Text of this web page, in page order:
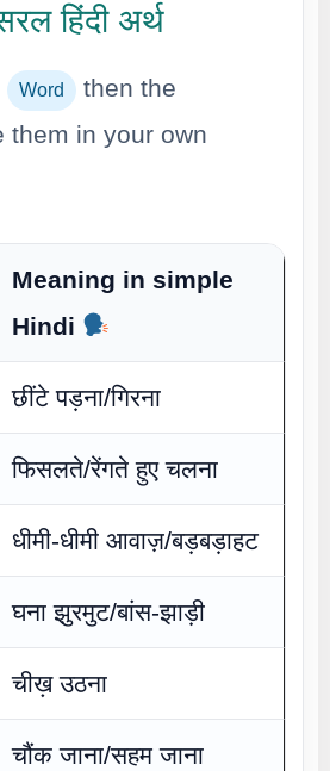
हिंदी अर्थ
Word then the
them in your own
Meaning in simple
Hindi
छींटे पड़ना/गिरना
फिसलते/रेंगते हुए चलना
धीमी-धीमी आवाज़/बड़बड़ाहट
घना झुरमुट/बांस-झाड़ी
चीख़ उठना
चौंक जाना/सहम जाना